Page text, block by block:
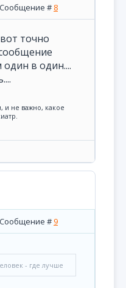
Сообщение # 8
точно
в один....
и не важно, какое
Сообщение #9
- где лучше